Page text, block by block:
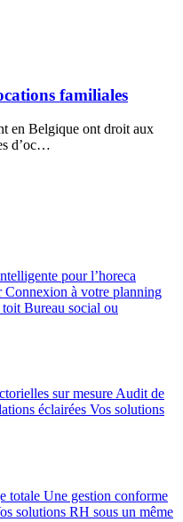
familiales
en Belgique ont droit aux
d’oc…
pour l’horeca
Connexion à votre planning
toit Bureau social ou
sur mesure Audit de
éclairées Vos solutions
totale Une gestion conforme
solutions RH sous un même